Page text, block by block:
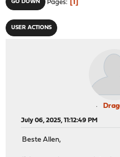
GO DOWN Pages 1
USER ACTIONS
July 06, 2025, 11:12:49 PM
Beste Allen,